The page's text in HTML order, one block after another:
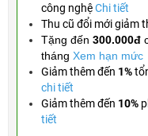
công nghệChi tiết
Thu cũ đổi mới giảm
Tặng đến 300.000đ
tháng Xem hạn mức
Giảm thêm đến 1%
chi tiết
Giảm thêm đến 10%
tiết